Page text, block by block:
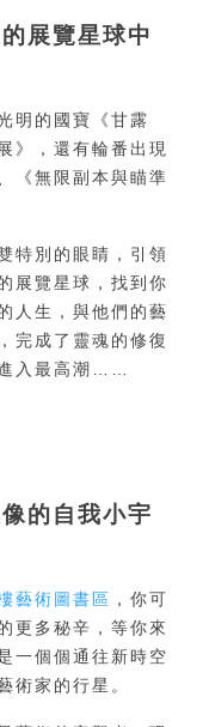
展覽星球中
明的國寶《甘露
》，還有輪番出現
《無限副本與瞄準
特別的眼睛，引領
展覽星球，找到你
人生，與他們的藝
完成了靈魂的修復
入最高潮……
的自我小宇
藝術圖書區 ，你可
更多秘辛，等你來
一個個通往新時空
術家的行星。